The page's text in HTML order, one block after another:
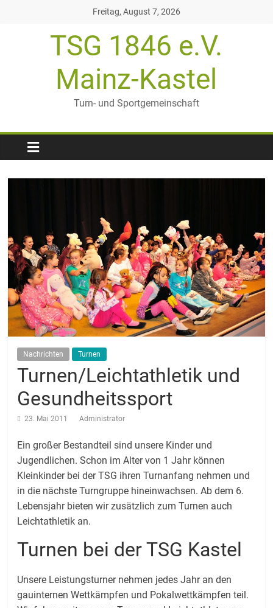
Freitag, August 7, 2026
TSG 1846 e.V.
Mainz-Kastel
Turn- und Sportgemeinschaft
Nachrichten Turnen
Turnen/Leichtathletik und
Gesundheitssport
23. Mai 2011 Administrator
Ein großer Bestandteil sind unsere Kinder und
Jugendlichen. Schon im Alter von 1 Jahr können
Kleinkinder bei der TSG ihren Turnanfang nehmen und
in die nächste Turngruppe hineinwachsen. Ab dem 6.
Lebensjahr bieten wir zusätzlich zum Turnen auch
Leichtathletik an.
Turnen bei der TSG Kastel
Unsere Leistungsturner nehmen jedes Jahr an den
gauinternen Wettkämpfen und Pokalwettkämpfen teil.